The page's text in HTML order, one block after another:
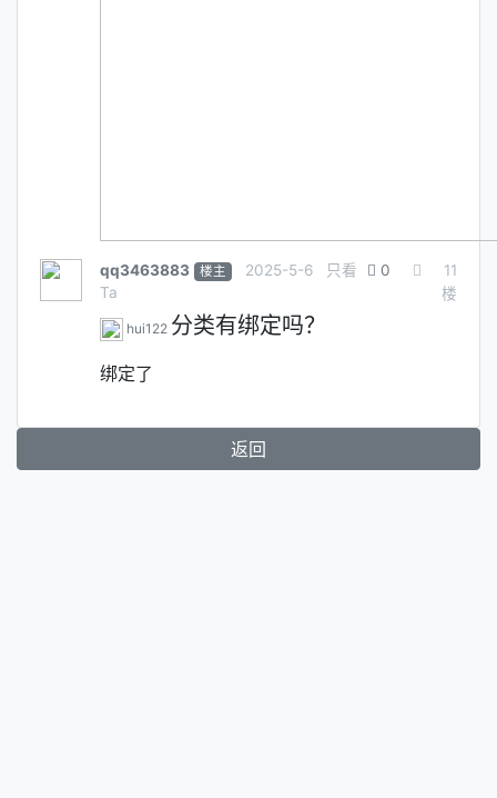
qq3463883 楼主 2025-5-6
只看
Ta
0
11
楼
hui122 分类有绑定吗？
绑定了
返回